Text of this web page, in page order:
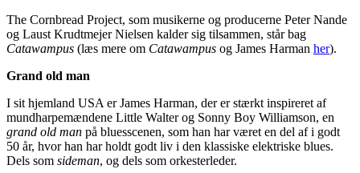
The Cornbread Project, som musikerne og producerne Peter Nande
og Laust Krudtmejer Nielsen kalder sig tilsammen, står bag
Catawampus (læs mere om Catawampus og James Harman her).
Grand old man
I sit hjemland USA er James Harman, der er stærkt inspireret af
mundharpemændene Little Walter og Sonny Boy Williamson, en
grand old man på bluesscenen, som han har været en del af i godt
50 år, hvor han har holdt godt liv i den klassiske elektriske blues.
Dels som sideman, og dels som orkesterleder.